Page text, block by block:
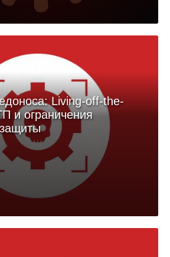
Living-off-the-
и ограничения